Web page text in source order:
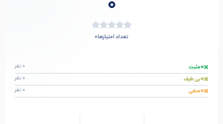
تعداد امتیازها0
0مثبت 0 نفر
0بی طرف 0 نفر
0منفی 0 نفر